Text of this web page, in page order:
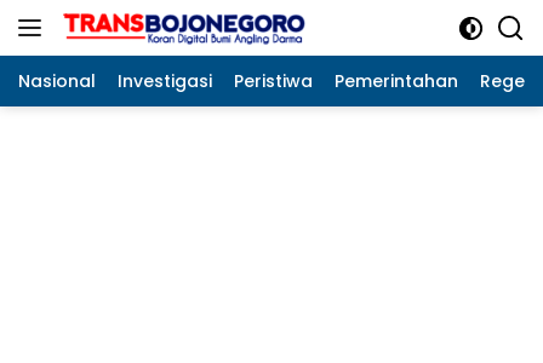
Langsung
Nasional Investigasi Peristiwa Pemerintahan